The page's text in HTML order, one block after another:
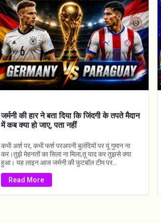
जर्मनी की हार ने बता दिया कि जिंदगी के तपते मैदान
में कब क्या हो जाए, पता नहीं
कभी अर्श पर, कभी फर्श परअपनी बुलंदियों पर यूं गुमान ना
कर।तुझे मेहनतों का सिला ना मिला,तू याद कर तुझसे क्या
हुआ। यह लाइन आज जर्मनी की फुटबॉल टीम पर...
Read More